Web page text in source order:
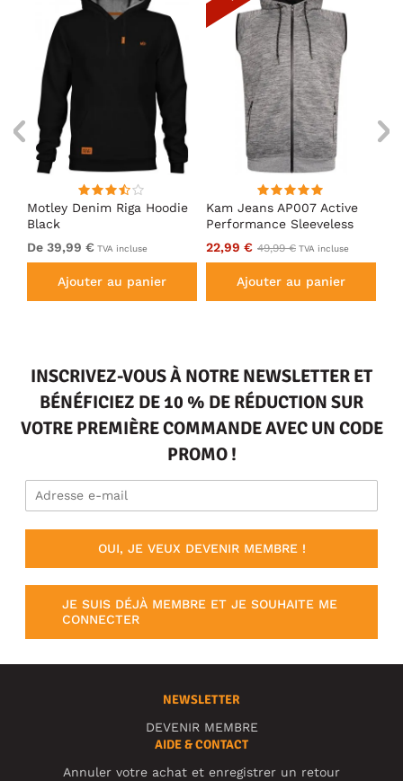
Motley Denim Riga Hoodie
Black
De 39,99 € TVA incluse
Ajouter au panier
Kam Jeans AP007 Active
Performance Sleeveless
Hoody Grey
22,99 € 49,99 € TVA incluse
Ajouter au panier
INSCRIVEZ-VOUS À NOTRE NEWSLETTER ET
BÉNÉFICIEZ DE 10 % DE RÉDUCTION SUR
VOTRE PREMIÈRE COMMANDE AVEC UN CODE
PROMO !
OUI, JE VEUX DEVENIR MEMBRE !
JE SUIS DÉJÀ MEMBRE ET JE SOUHAITE ME
CONNECTER
NEWSLETTER
DEVENIR MEMBRE
AIDE & CONTACT
Annuler votre achat et enregistrer un retour